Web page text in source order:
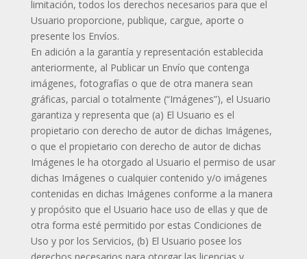
limitación, todos los derechos necesarios para que el
Usuario proporcione, publique, cargue, aporte o
presente los Envíos.
En adición a la garantía y representación establecida
anteriormente, al Publicar un Envío que contenga
imágenes, fotografías o que de otra manera sean
gráficas, parcial o totalmente (“Imágenes”), el Usuario
garantiza y representa que (a) El Usuario es el
propietario con derecho de autor de dichas Imágenes,
o que el propietario con derecho de autor de dichas
Imágenes le ha otorgado al Usuario el permiso de usar
dichas Imágenes o cualquier contenido y/o imágenes
contenidas en dichas Imágenes conforme a la manera
y propósito que el Usuario hace uso de ellas y que de
otra forma esté permitido por estas Condiciones de
Uso y por los Servicios, (b) El Usuario posee los